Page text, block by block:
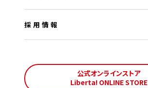
採用情報
公式オンラインストア
Liberta! ONLINE STORE